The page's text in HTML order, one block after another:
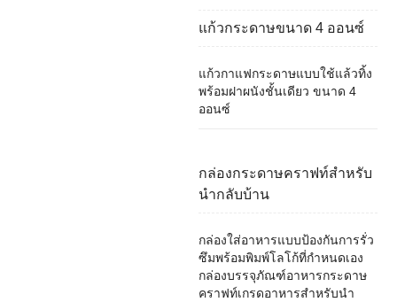
แก้วกระดาษขนาด 4 ออนซ์
แก้วกาแฟกระดาษแบบใช้แล้วทิ้ง
พร้อมฝาผนังชั้นเดียว ขนาด 4
ออนซ์
กล่องกระดาษคราฟท์สำหรับ
นำกลับบ้าน
กล่องใส่อาหารแบบป้องกันการรั่ว
ซึมพร้อมพิมพ์โลโก้ที่กำหนดเอง
กล่องบรรจุภัณฑ์อาหารกระดาษ
คราฟท์เกรดอาหารสำหรับนำ